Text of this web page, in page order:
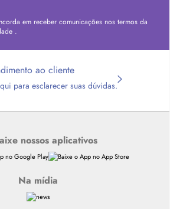
em receber comunicações nos termos da
.
ao cliente
para esclarecer suas dúvidas.
nossos aplicativos
Na mídia